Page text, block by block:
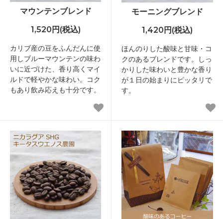
マウンテンブレンド
1,520円(税込)
カリブ産の豆をふんだんに使
用しブルーマウンテンの味わ
いに近づけた、香り高くマイ
ルドで軽やかな味わい。コク
もあり飲み応えも十分です。
モーニングブレンド
1,420円(税込)
ほんのりした酸味と甘味・コ
クのあるブレンドです。しっ
かりした味わいと豊かな香り
が１日の始まりにピッタリで
す。